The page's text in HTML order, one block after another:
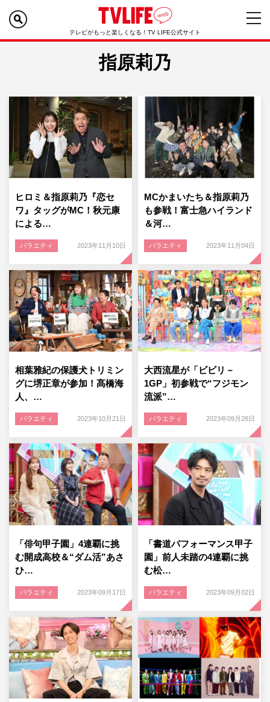
テレビがもっと楽しくなる！TV LIFE公式サイト
指原莉乃
ヒロミ＆指原莉乃『恋セ
ワ』タッグがMC！秋元康
による…
バラエティ 2023年11月10日
MCかまいたち＆指原莉乃
も参戦！富士急ハイランド
＆河…
バラエティ 2023年11月04日
相葉雅紀の保護犬トリミン
グに堺正章が参加！髙橋海
人、…
バラエティ 2023年10月21日
大西流星が「ビビリ－
1GP」初参戦で“フジモン
流派”…
バラエティ 2023年09月28日
「俳句甲子園」4連覇に挑
む開成高校＆“ダム活”あさ
ひ…
バラエティ 2023年09月17日
「書道パフォーマンス甲子
園」前人未踏の4連覇に挑
む松…
バラエティ 2023年09月02日